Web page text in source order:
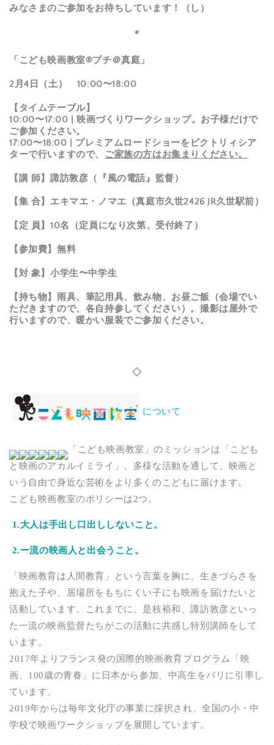
みなさまのご参加をお待ちしています！（し）
＊
「こども映画教室®︎プチ＠真庭」
2月4日（土） 10:00〜18:00
【タイムテーブル】
10:00〜17:00 | 映画づくりワークショップ。お子様だけで
ご参加ください。
17:00〜18:00 | プレミアムロードショーをビクトリィシア
ターで行いますので、
ご家族の方はお集まりください。
【講 師】諏訪敦彦（『風の電話』監督）
【集 合】エキマエ・ノマエ（真庭市久世2426 JR久世駅前）
【定 員】10名（定員になり次第、受付終了）
【参加費】無料
【対 象】小学生〜中学生
【持ち物】雨具、筆記用具、飲み物、お昼ご飯（会場でい
ただきますので、各自持参してください）。撮影は屋外で
行いますので、暖かい服装でご参加ください。
◇
について
「こども映画教室」のミッションは「こども
と映画のアカルイミライ」。多様な活動を通して、映画と
いう自由で身近な芸術をより多くのこどもに届けます。
こども映画教室のポリシーは2つ。
1.大人は手出し口出ししないこと。
2.ー流の映画人と出会うこと。
「映画教育は人間教育」という言葉を胸に、生きづらさを
抱えた子や、居場所をもちにくい子にも映画を届けたいと
活動しています。これまでに、是枝裕和、諏訪敦彦といっ
た一流の映画監督たちがこの活動に共感し特別講師をして
います。
2017年よりフランス発の国際的映画教育プログラム「映
画、100歳の青春」に日本から参加、中高生をパリに引率し
ています。
2019年からは毎年文化庁の事業に採択され、全国の小・中
学校で映画ワークショップを展開しています。